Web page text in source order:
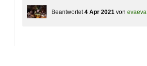
Beantwortet 4 Apr 2021 von evaeva